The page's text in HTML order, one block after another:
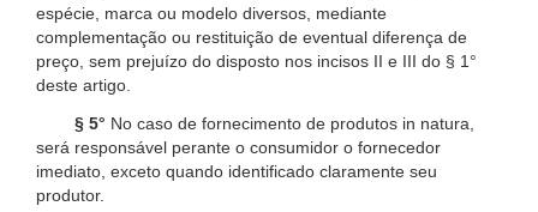
espécie, marca ou modelo diversos, mediante
complementação ou restituição de eventual diferença de
preço, sem prejuízo do disposto nos incisos II e III do § 1°
deste artigo.
§ 5° No caso de fornecimento de produtos in natura,
será responsável perante o consumidor o fornecedor
imediato, exceto quando identificado claramente seu
produtor.